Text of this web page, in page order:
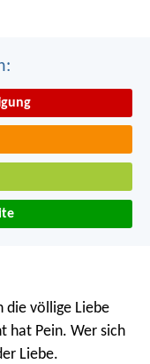
die völlige Liebe
hat Pein. Wer sich
Liebe.